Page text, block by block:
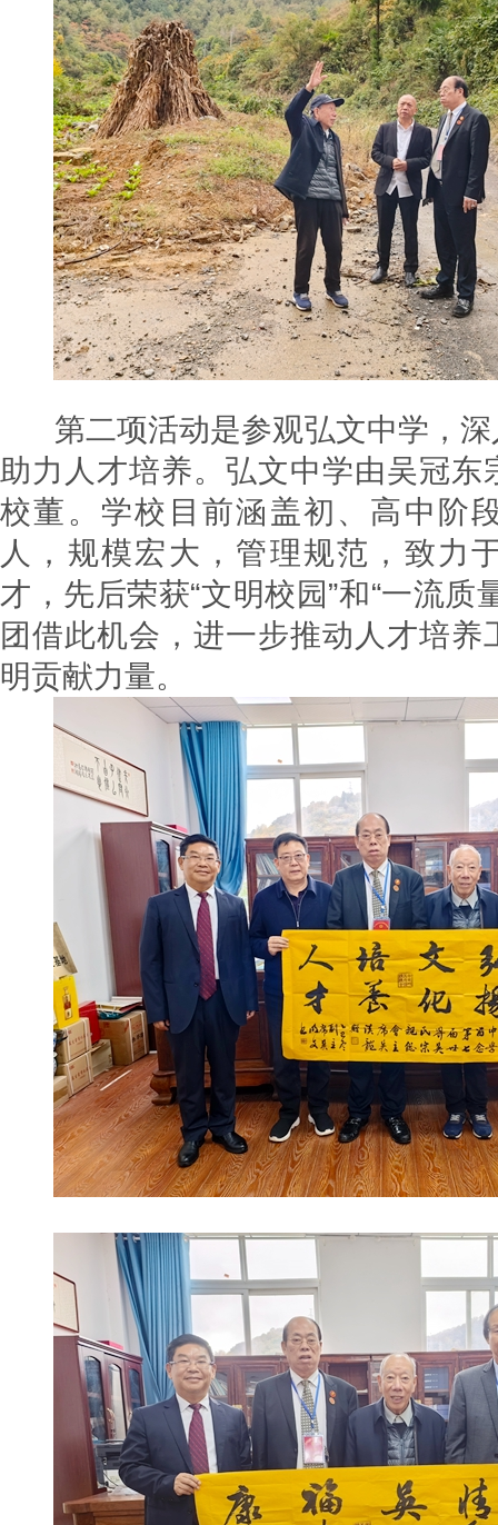
第二项活动是参观弘文中学，深
助力人才培养。弘文中学由吴冠东
校董。学校目前涵盖初、高中阶
人，规模宏大，管理规范，致力
才，先后荣获“文明校园”和“一流质
团借此机会，进一步推动人才培养
明贡献力量。